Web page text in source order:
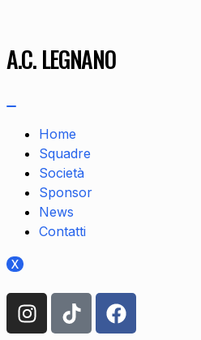
A.C. LEGNANO
Home
Squadre
Società
Sponsor
News
Contatti
X